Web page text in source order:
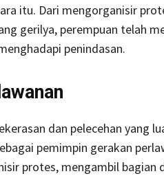
itu. Dari mengorganisir
gerilya, perempuan telah
penindasan.
dan pelecehan yang
pemimpin gerakan
protes, mengambil bagian